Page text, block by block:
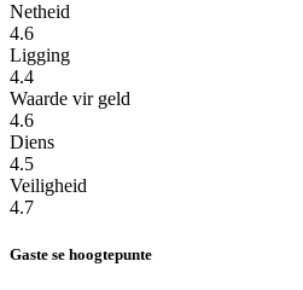
Netheid
4.6
Ligging
4.4
Waarde vir geld
4.6
Diens
4.5
Veiligheid
4.7
Gaste se hoogtepunte